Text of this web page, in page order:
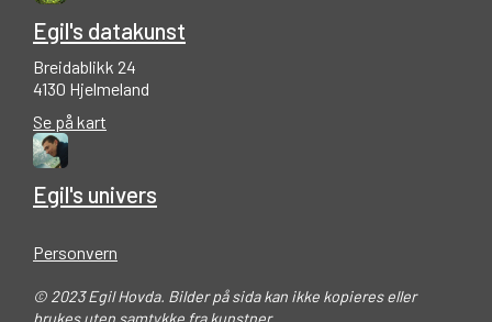
Egil's datakunst
Breidablikk 24
4130 Hjelmeland
Se på kart
Egil's univers
Personvern
© 2023 Egil Hovda. Bilder på sida kan ikke kopieres eller